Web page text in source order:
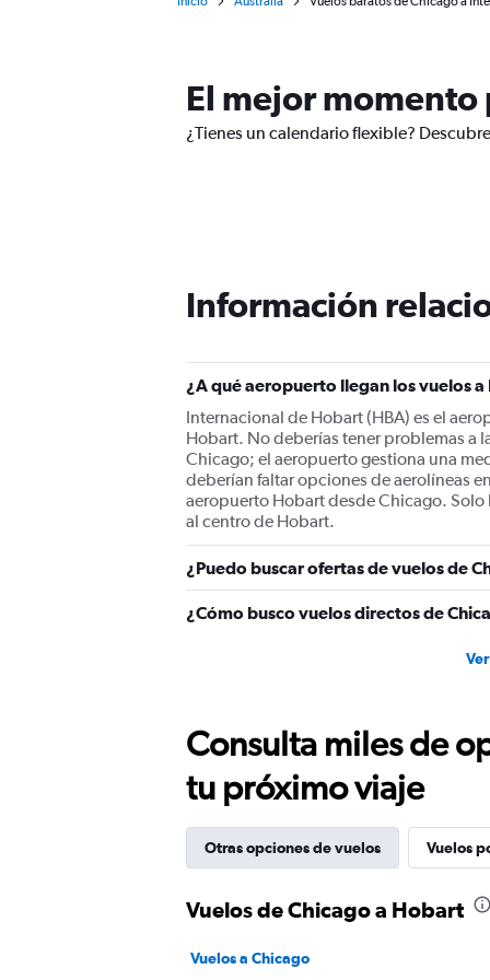
El mejor momento
¿Tienes un calendario flexible?
Información
¿A qué aeropuerto llegan los vuelos
Internacional de Hobart (HBA) es el
Hobart. No deberías tener problemas a
Chicago; el aeropuerto gestiona una
deberían faltar opciones de aerolíneas
aeropuerto Hobart desde Chicago.
al centro de Hobart.
¿Puedo buscar ofertas de vuelos de
¿Cómo busco vuelos directos de
Consulta miles de
tu próximo viaje
Otras opciones de vuelos Vuelos
Vuelos de Chicago a Hobart
Vuelos a Chicago